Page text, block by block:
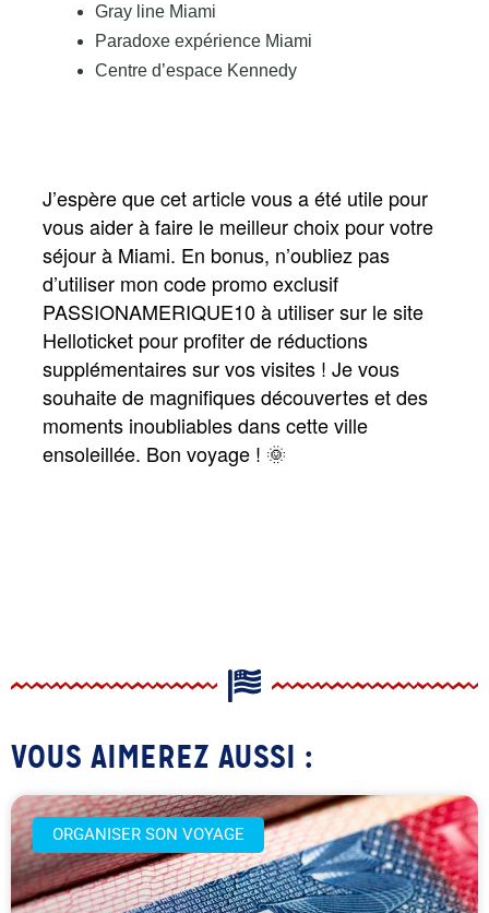
Gray line Miami
Paradoxe expérience Miami
Centre d’espace Kennedy
J’espère que cet article vous a été utile pour
vous aider à faire le meilleur choix pour votre
séjour à Miami. En bonus, n’oubliez pas
d’utiliser mon code promo exclusif
PASSIONAMERIQUE10 à utiliser sur le site
Helloticket pour profiter de réductions
supplémentaires sur vos visites ! Je vous
souhaite de magnifiques découvertes et des
moments inoubliables dans cette ville
ensoleillée. Bon voyage ! 🌞
VOUS AIMEREZ AUSSI :
ORGANISER SON VOYAGE